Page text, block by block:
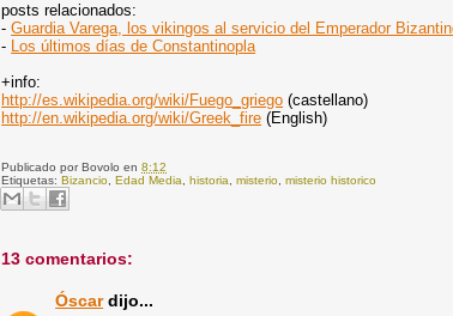
posts relacionados:
-Guardia Varega, los vikingos al servicio del Emperador
- Los últimos días de Constantinopla
+info:
http://es.wikipedia.org/wiki/Fuego_griego (castellano)
http://en.wikipedia.org/wiki/Greek_fire (English)
Publicado porBovolo en8:12
Etiquetas:Bizancio ,Edad Media ,historia ,misterio ,misterio historico
13 comentarios:
Óscardijo...